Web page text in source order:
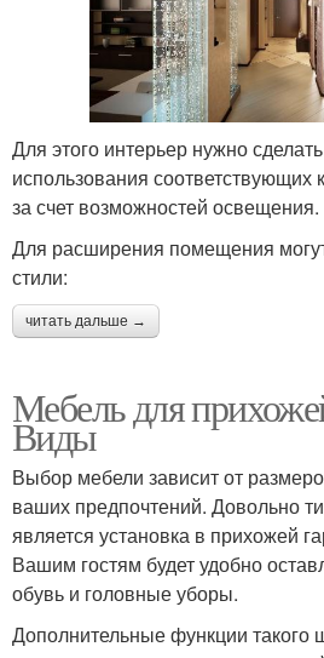
Для этого интерьер нужно
использования соответствующих
за счет возможностей освещения.
Для расширения помещения
стили:
читать дальше →
Мебель для
Виды
Выбор мебели зависит от
ваших предпочтений. Довольно
является установка в прихожей
Вашим гостям будет удобно
обувь и головные уборы.
Дополнительные функции такого